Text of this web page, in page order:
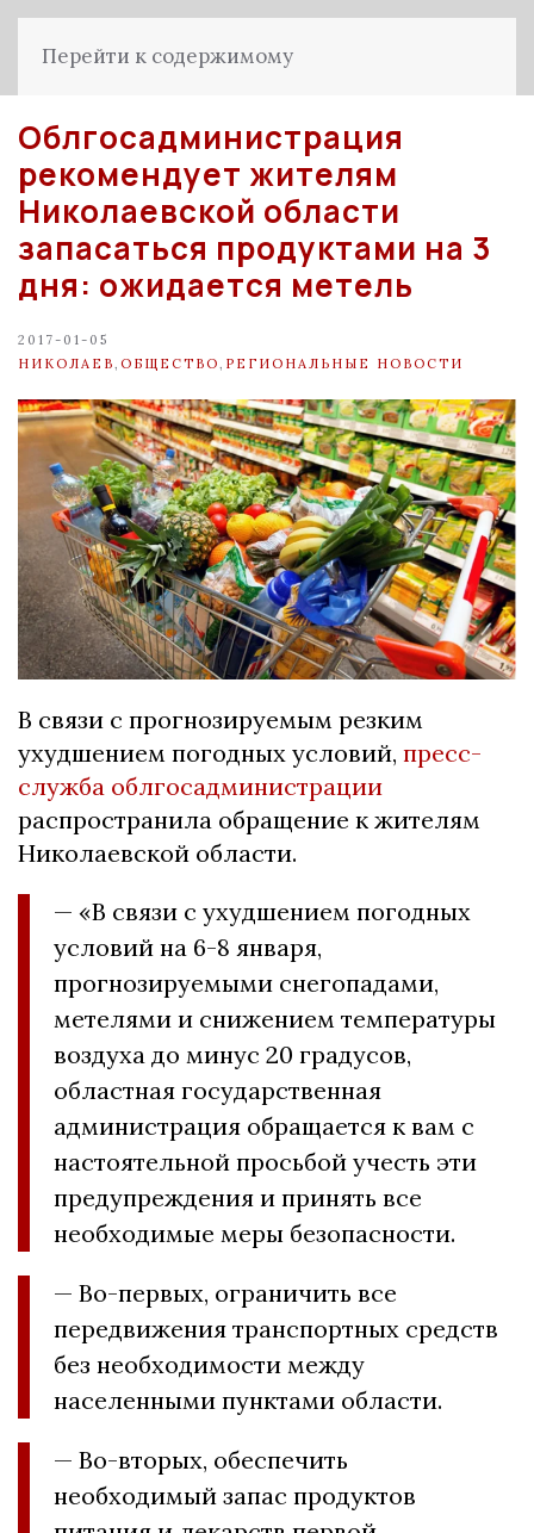
Перейти к содержимому
Облгосадминистрация
рекомендует жителям
Николаевской области
запасаться продуктами на 3
дня: ожидается метель
2017-01-05
НИКОЛАЕВ ОБЩЕСТВО РЕГИОНАЛЬНЫЕ НОВОСТИ
В связи с прогнозируемым резким
ухудшением погодных условий, пресс-
служба облгосадминистрации
распространила обращение к жителям
Николаевской области.
— «В связи с ухудшением погодных
условий на 6-8 января,
прогнозируемыми снегопадами,
метелями и снижением температуры
воздуха до минус 20 градусов,
областная государственная
администрация обращается к вам с
настоятельной просьбой учесть эти
предупреждения и принять все
необходимые меры безопасности.
— Во-первых, ограничить все
передвижения транспортных средств
без необходимости между
населенными пунктами области.
— Во-вторых, обеспечить
необходимый запас продуктов